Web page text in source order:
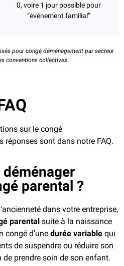
0, voire 1 jour possible pour
“événement familial”
pour congé déménagement par secteur
conventions collectives
sur le congé
réponses sont dans notre FAQ.
parental ?
dans votre entreprise,
parental suite à la naissance
congé d’une durée variable qui
de suspendre ou réduire son
prendre soin de son enfant.